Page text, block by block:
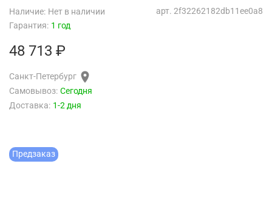
арт. 2f32262182db11ee0a8
Наличие: Нет в наличии
Гарантия: 1 год
Предзаказ
48 713 ₽
Санкт-Петербург
Самовывоз: Сегодня
Доставка: 1-2 дня